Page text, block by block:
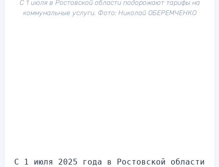
С 1 июля в Ростовской области подорожают тарифы на
коммунальные услуги. Фото: Николай ОБЕРЕМЧЕНКО
С 1 июля 2025 года в Ростовской области